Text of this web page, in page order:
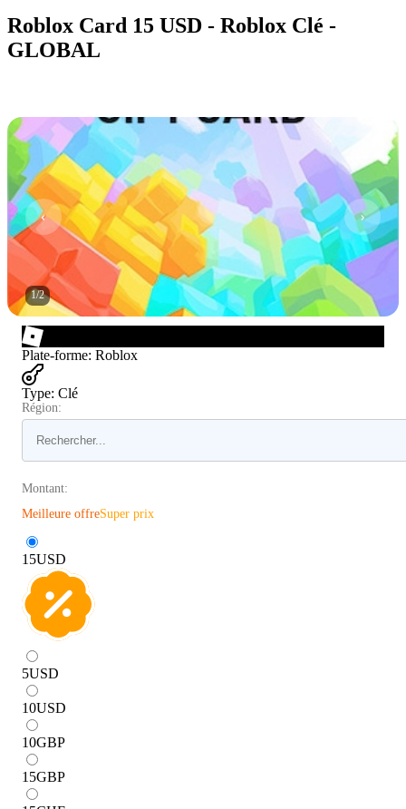
Roblox Card 15 USD - Roblox Clé -
GLOBAL
1/2
Plate-forme: Roblox
Type: Clé
Région:
Montant:
Meilleure offreSuper prix
15USD
5USD
10USD
10GBP
15GBP